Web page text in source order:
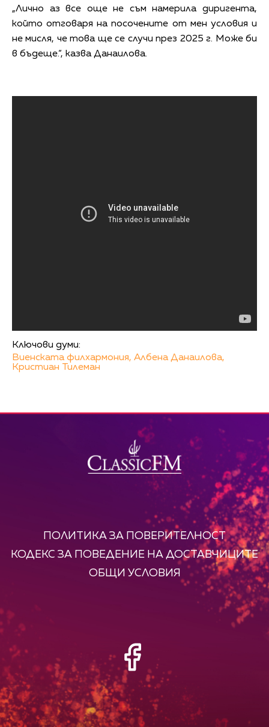
„Лично аз все още не съм намерила диригента,
който отговаря на посочените от мен условия и
не мисля, че това ще се случи през 2025 г. Може би
в бъдеще.“, казва Данаилова.
Ключови думи:
Виенската филхармония, Албена Данаилова,
Кристиан Тилеман
ПОЛИТИКА ЗА ПОВЕРИТЕЛНОСТ
КОДЕКС ЗА ПОВЕДЕНИЕ НА ДОСТАВЧИЦИТЕ
ОБЩИ УСЛОВИЯ